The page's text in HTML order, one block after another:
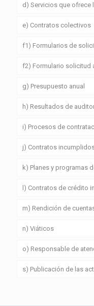
d) Servicios que ofrece
e) Contratos colectivos
f1) Formularios de
f2) Formulario solicitud
g) Presupuesto anual
h) Resultados de
i) Procesos de
j) Contratos
k) Planes y programas
l) Contratos de crédito
m) Rendición de
n) Viáticos
o) Responsable de
s) Publicación de las